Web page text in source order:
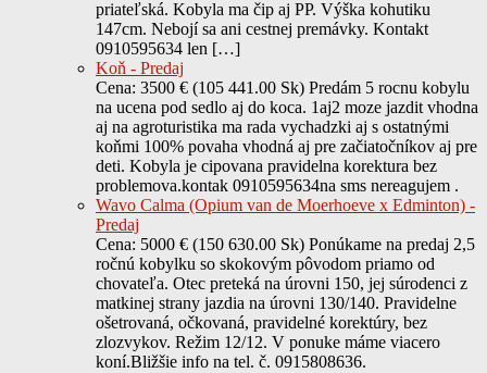
priateľská. Kobyla ma čip aj PP. Výška kohutiku
147cm. Nebojí sa ani cestnej premávky. Kontakt
0910595634 len […]
Koň - Predaj
Cena: 3500 € (105 441.00 Sk) Predám 5 rocnu kobylu
na ucena pod sedlo aj do koca. 1aj2 moze jazdit vhodna
aj na agroturistika ma rada vychadzki aj s ostatnými
koňmi 100% povaha vhodná aj pre začiatočníkov aj pre
deti. Kobyla je cipovana pravidelna korektura bez
problemova.kontak 0910595634na sms nereagujem .
Wavo Calma (Opium van de Moerhoeve x Edminton) -
Predaj
Cena: 5000 € (150 630.00 Sk) Ponúkame na predaj 2,5
ročnú kobylku so skokovým pôvodom priamo od
chovateľa. Otec preteká na úrovni 150, jej súrodenci z
matkinej strany jazdia na úrovni 130/140. Pravidelne
ošetrovaná, očkovaná, pravidelné korektúry, bez
zlozvykov. Režim 12/12. V ponuke máme viacero
koní.Bližšie info na tel. č. 0915808636.